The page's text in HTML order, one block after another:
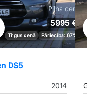
Pilna cena
5995 €
Tirgus cenā Pārliecība: 67%
DS5
2014